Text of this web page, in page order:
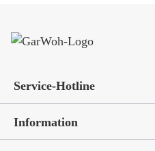
Service-Hotline
Information